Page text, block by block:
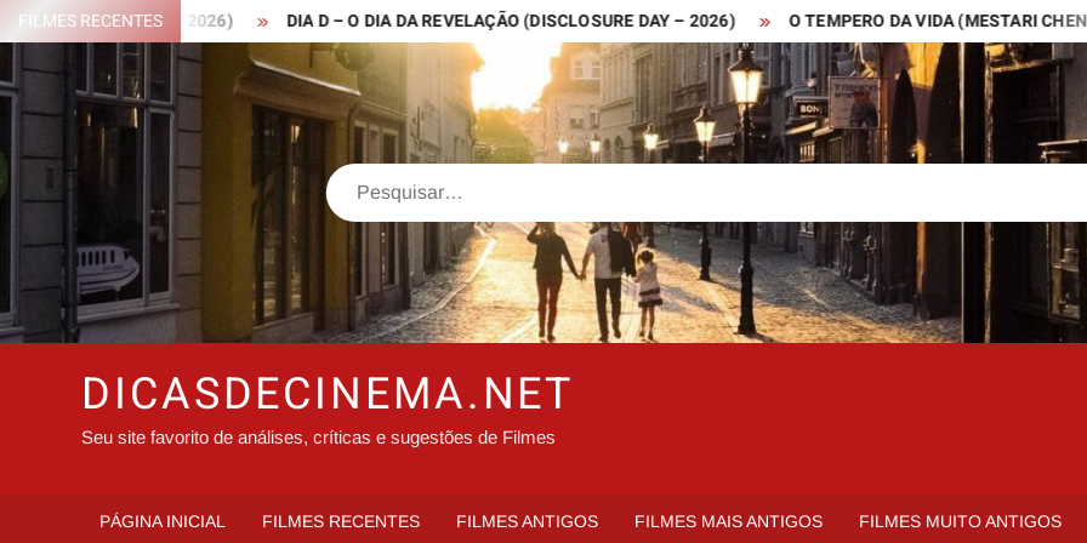
Skip
to
content
FILMES RECENTES
HOOD – 2026) DIA D – O DIA DA REVELAÇÃO (DISCLOSURE DAY – 2026) O TEMPERO DA VIDA (MESTARI CHENG –
Search
DICASDECINEMA.NET
Seu site favorito de análises, críticas e sugestões de Filmes
PÁGINA INICIAL FILMES RECENTES FILMES ANTIGOS FILMES MAIS ANTIGOS FILMES MUITO ANTIGOS